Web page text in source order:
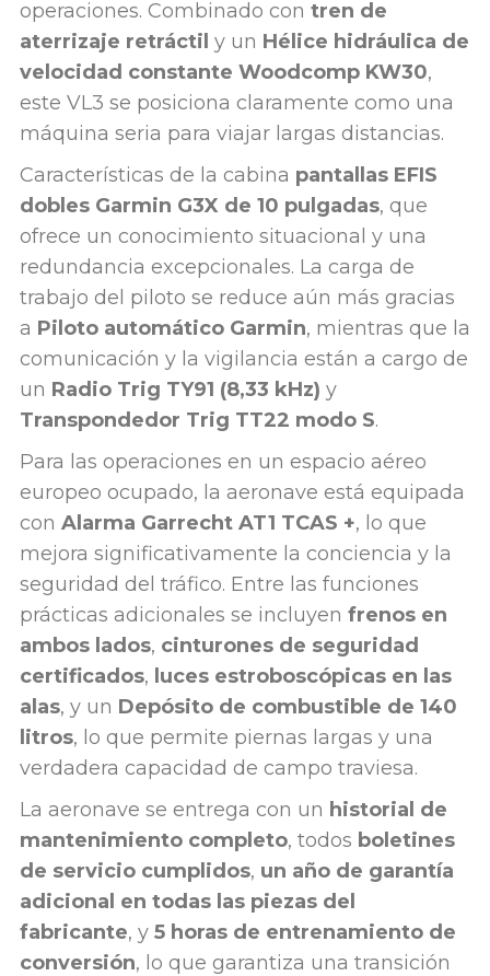
operaciones. Combinado con tren de
aterrizaje retráctil y un Hélice hidráulica de
velocidad constante Woodcomp KW30,
este VL3 se posiciona claramente como una
máquina seria para viajar largas distancias.
Características de la cabina pantallas EFIS
dobles Garmin G3X de 10 pulgadas, que
ofrece un conocimiento situacional y una
redundancia excepcionales. La carga de
trabajo del piloto se reduce aún más gracias
a Piloto automático Garmin, mientras que la
comunicación y la vigilancia están a cargo de
un Radio Trig TY91 (8,33 kHz) y
Transpondedor Trig TT22 modo S.
Para las operaciones en un espacio aéreo
europeo ocupado, la aeronave está equipada
con Alarma Garrecht AT1 TCAS +, lo que
mejora significativamente la conciencia y la
seguridad del tráfico. Entre las funciones
prácticas adicionales se incluyen frenos en
ambos lados, cinturones de seguridad
certificados, luces estroboscópicas en las
alas, y un Depósito de combustible de 140
litros, lo que permite piernas largas y una
verdadera capacidad de campo traviesa.
La aeronave se entrega con un historial de
mantenimiento completo, todos boletines
de servicio cumplidos, un año de garantía
adicional en todas las piezas del
fabricante, y 5 horas de entrenamiento de
conversión, lo que garantiza una transición